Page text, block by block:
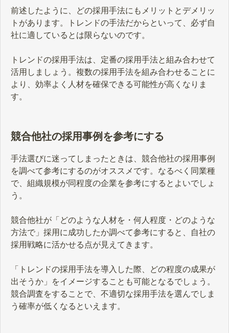
前述したように、どの採用手法にもメリットとデメリッ
トがあります。トレンドの手法だからといって、必ず自
社に適しているとは限らないのです。
トレンドの採用手法は、定番の採用手法と組み合わせて
活用しましょう。複数の採用手法を組み合わせることに
より、効率よく人材を確保できる可能性が高くなりま
す。
競合他社の採用事例を参考にする
手法選びに迷ってしまったときは、競合他社の採用事例
を調べて参考にするのがオススメです。なるべく同業種
で、組織規模が同程度の企業を参考にするとよいでしょ
う。
競合他社が「どのような人材を・何人程度・どのような
方法で」採用に成功したか調べて参考にすると、自社の
採用戦略に活かせる点が見えてきます。
「トレンドの採用手法を導入した際、どの程度の成果が
出そうか」をイメージすることも可能となるでしょう。
競合調査をすることで、不適切な採用手法を選んでしま
う確率が低くなるといえます。